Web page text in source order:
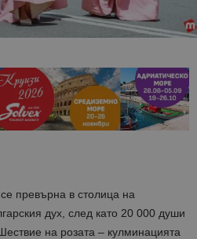
превърна в столица на
дух, след като 20 000 души
на розата – кулминацията